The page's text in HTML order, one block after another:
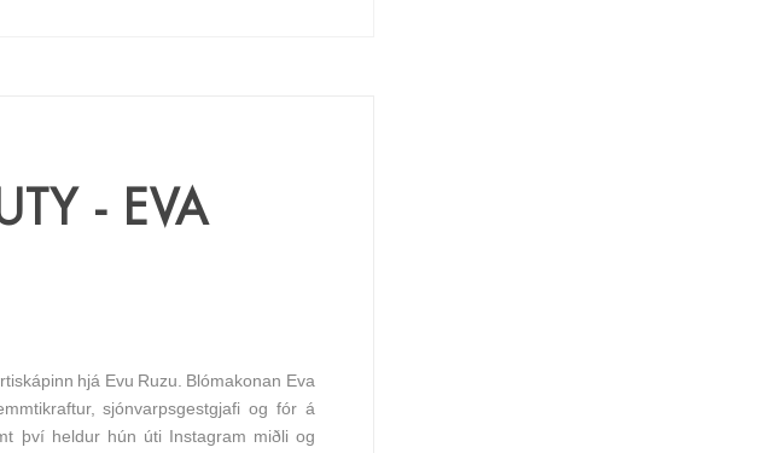
- EVA
hjá Evu Ruzu. Blómakonan Eva
sjónvarpsgestgjafi og fór á
því heldur hún úti Instagram miðli og